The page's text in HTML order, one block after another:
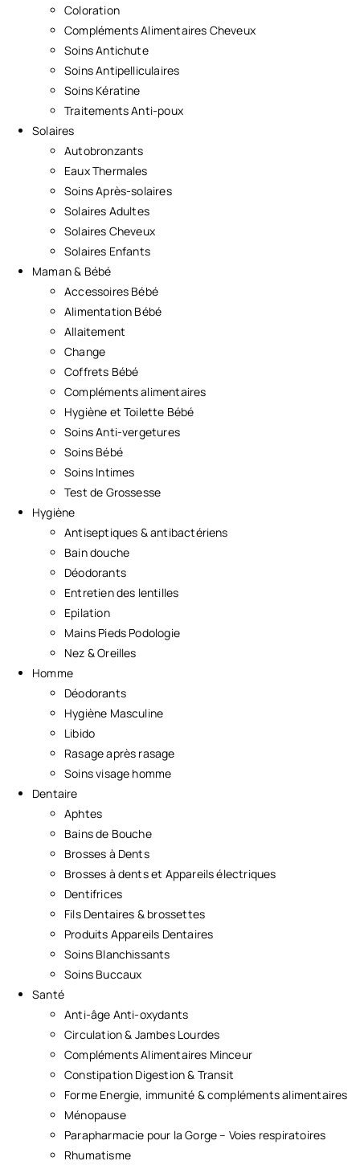
Coloration
Compléments Alimentaires Cheveux
Soins Antichute
Soins Antipelliculaires
Soins Kératine
Traitements Anti-poux
Solaires
Autobronzants
Eaux Thermales
Soins Après-solaires
Solaires Adultes
Solaires Cheveux
Solaires Enfants
Maman & Bébé
Accessoires Bébé
Alimentation Bébé
Allaitement
Change
Coffrets Bébé
Compléments alimentaires
Hygiène et Toilette Bébé
Soins Anti-vergetures
Soins Bébé
Soins Intimes
Test de Grossesse
Hygiène
Antiseptiques & antibactériens
Bain douche
Déodorants
Entretien des lentilles
Epilation
Mains Pieds Podologie
Nez & Oreilles
Homme
Déodorants
Hygiène Masculine
Libido
Rasage après rasage
Soins visage homme
Dentaire
Aphtes
Bains de Bouche
Brosses à Dents
Brosses à dents et Appareils électriques
Dentifrices
Fils Dentaires & brossettes
Produits Appareils Dentaires
Soins Blanchissants
Soins Buccaux
Santé
Anti-âge Anti-oxydants
Circulation & Jambes Lourdes
Compléments Alimentaires Minceur
Constipation Digestion & Transit
Forme Energie, immunité & compléments alimentaires
Ménopause
Parapharmacie pour la Gorge – Voies respiratoires
Rhumatisme